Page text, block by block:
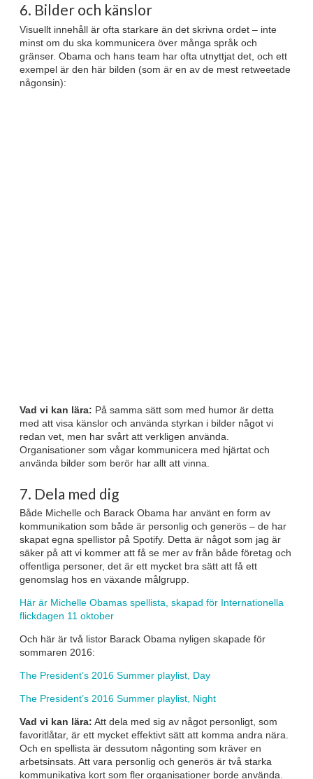
6. Bilder och känslor
Visuellt innehåll är ofta starkare än det skrivna ordet – inte
minst om du ska kommunicera över många språk och
gränser. Obama och hans team har ofta utnyttjat det, och ett
exempel är den här bilden (som är en av de mest retweetade
någonsin):
Vad vi kan lära: På samma sätt som med humor är detta
med att visa känslor och använda styrkan i bilder något vi
redan vet, men har svårt att verkligen använda.
Organisationer som vågar kommunicera med hjärtat och
använda bilder som berör har allt att vinna.
7. Dela med dig
Både Michelle och Barack Obama har använt en form av
kommunikation som både är personlig och generös – de har
skapat egna spellistor på Spotify. Detta är något som jag är
säker på att vi kommer att få se mer av från både företag och
offentliga personer, det är ett mycket bra sätt att få ett
genomslag hos en växande målgrupp.
Här är Michelle Obamas spellista, skapad för Internationella
flickdagen 11 oktober
Och här är två listor Barack Obama nyligen skapade för
sommaren 2016:
The President’s 2016 Summer playlist, Day
The President’s 2016 Summer playlist, Night
Vad vi kan lära: Att dela med sig av något personligt, som
favoritlåtar, är ett mycket effektivt sätt att komma andra nära.
Och en spellista är dessutom någonting som kräver en
arbetsinsats. Att vara personlig och generös är två starka
kommunikativa kort som fler organisationer borde använda.